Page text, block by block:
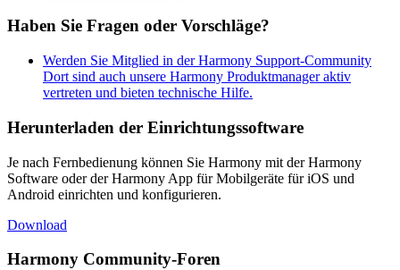
Haben Sie Fragen oder Vorschläge?
Werden Sie Mitglied in der Harmony Support-Community
Dort sind auch unsere Harmony Produktmanager aktiv
vertreten und bieten technische Hilfe.
Herunterladen der Einrichtungssoftware
Je nach Fernbedienung können Sie Harmony mit der Harmony
Software oder der Harmony App für Mobilgeräte für iOS und
Android einrichten und konfigurieren.
Download
Harmony Community-Foren